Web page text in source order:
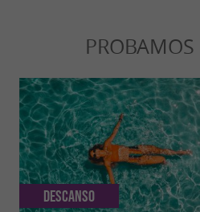
PROBAMOS
Descanso